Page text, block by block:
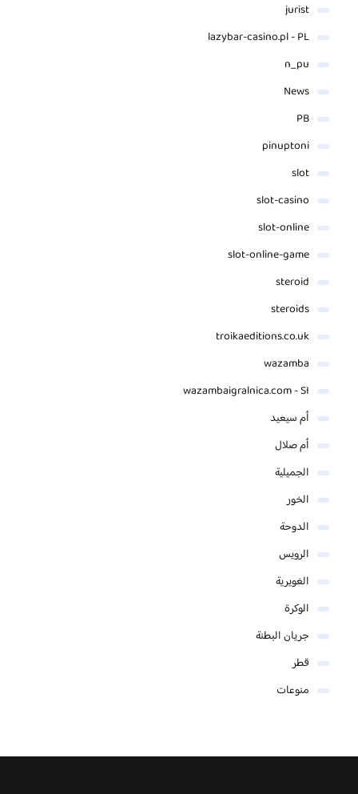
jurist
lazybar-casino.pl - PL
n_pu
News
PB
pinuptoni
slot
slot-casino
slot-online
slot-online-game
steroid
steroids
troikaeditions.co.uk
wazamba
wazambaigralnica.com - SI
أم سيعيد
أم صلال
الجميلية
الخور
الدوحة
الرويس
الغويرية
الوكرة
جريان البطنة
قطر
منوعات